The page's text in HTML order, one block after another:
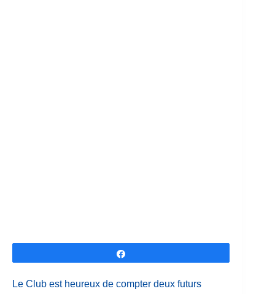
Le Club est heureux de compter deux futurs